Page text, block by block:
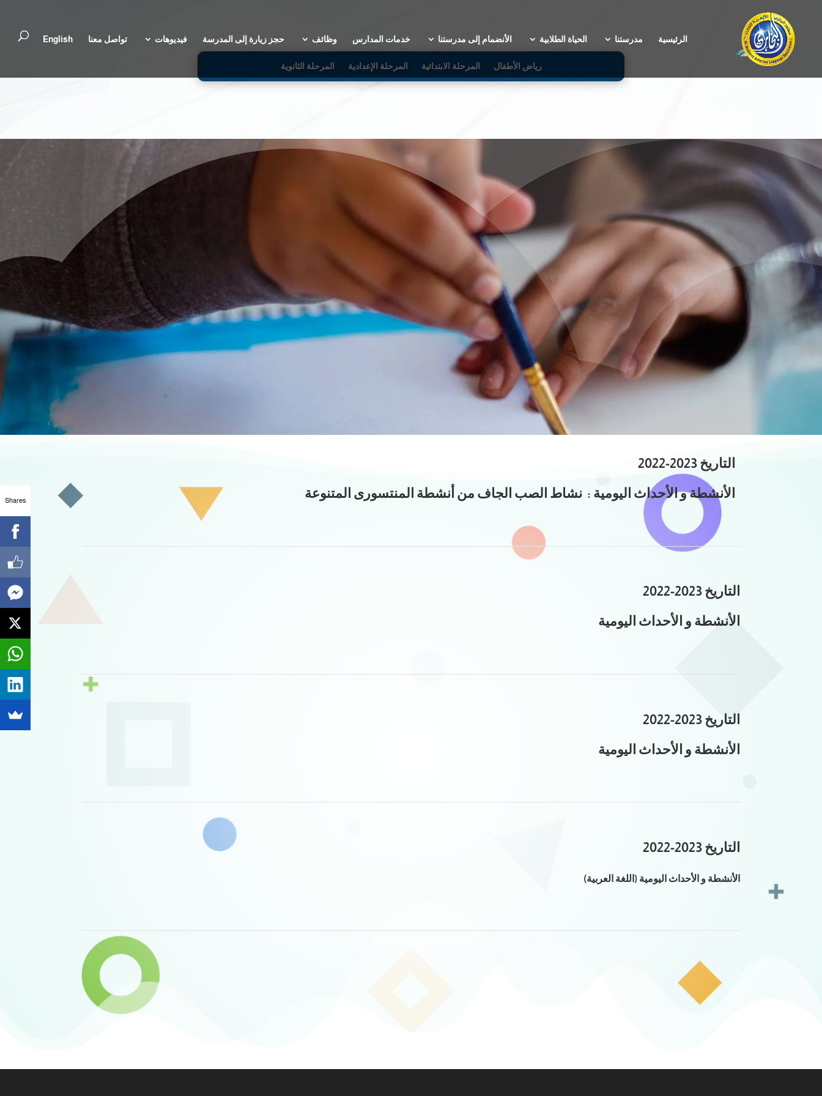
الرئيسية مدرستنا الحياة الطلابية الأنضمام إلى مدرستنا خدمات المدارس وظائف حجز زيارة إلى المدرسة فيديوهات تواصل معنا English
رياض الأطفال المرحلة الابتدائية المرحلة الإعدادية المرحلة الثانوية
مرحلة رياض الأطفال
الأنشطة و الأحداث
تتضمن المرحلة أنشطة صفية ولا صفية
التاريخ 2023-2022
الأنشطة و الأحداث اليومية : نشاط الصب الجاف من أنشطة المنتسورى المتنوعة
التاريخ 2023-2022
الأنشطة و الأحداث اليومية
التاريخ 2023-2022
الأنشطة و الأحداث اليومية
التاريخ 2023-2022
الأنشطة و الأحداث اليومية (اللغة العربية)
Shares